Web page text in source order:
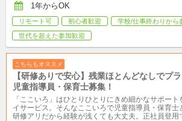
1年からOK
リモート可 初心者歓迎 学校/仕事終わりから
世代を超えた参加歓迎
こちらもオススメ
【研修ありで安心】残業ほとんどなしでプ
児童指導員・保育士募集！
「ここいろ」はひとりひとりにきめ細かなサポー
イサービス。そんなここいろで児童指導員・保育士
研修アリだから経験が浅くても大丈夫。正社員登